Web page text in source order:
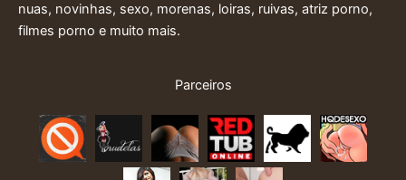
nuas, novinhas, sexo, morenas, loiras, ruivas, atriz porno,
filmes porno e muito mais.
Parceiros